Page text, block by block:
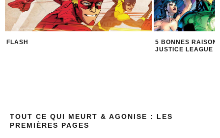
FLASH
5 BONNES
JUSTICE LEAGUE
TOUT CE QUI MEURT & AGONISE : LES
PREMIÈRES PAGES